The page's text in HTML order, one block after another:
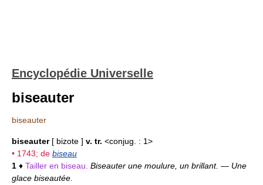
Encyclopédie Universelle
biseauter
biseauter
biseauter[ bizote ] v. tr. <conjug. : 1>
• 1743; de biseau
1 ♦ Tailler en biseau. Biseauter une moulure, un brillant. — Une
glace biseautée.